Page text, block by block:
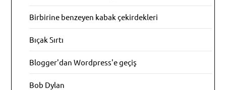
Birbirine benzeyen kabak çekirdekleri
Bıçak Sırtı
Blogger'dan Wordpress'e geçiş
Bob Dylan